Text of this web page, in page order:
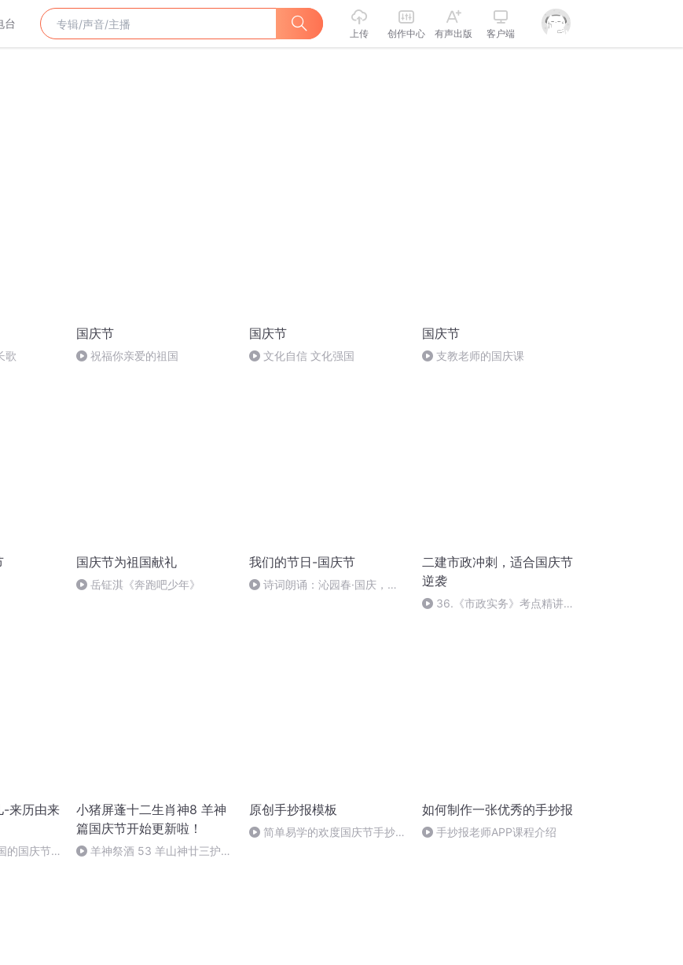
台
上传 创作中心 有声出版 客户端
歌
国庆节
祝福你亲爱的祖国
国庆节
文化自信 文化强国
国庆节
支教老师的国庆课
国庆节为祖国献礼
岳钲淇《奔跑吧少年》
我们的节日-国庆节
诗词朗诵：沁园春·国庆，朗
二建市政冲刺，适合国庆节
逆袭
36.《市政实务》考点精讲第
-来历由来
的国庆节-
小猪屏蓬十二生肖神8 羊神
篇国庆节开始更新啦！
羊神祭酒 53 羊山神廿三护祭
原创手抄报模板
简单易学的欢度国庆节手抄报
如何制作一张优秀的手抄报
手抄报老师APP课程介绍